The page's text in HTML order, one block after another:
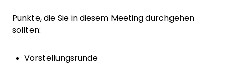
Punkte, die Sie in diesem Meeting durchgehen
sollten:
Vorstellungsrunde